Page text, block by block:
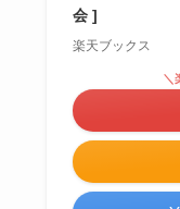
会 ]
楽天ブックス
＼